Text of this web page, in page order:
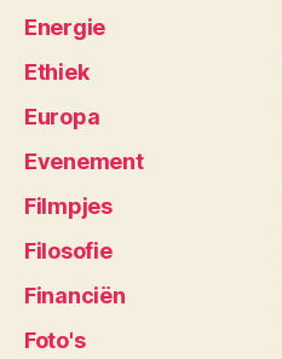
Energie
Ethiek
Europa
Evenement
Filmpjes
Filosofie
Financiën
Foto's